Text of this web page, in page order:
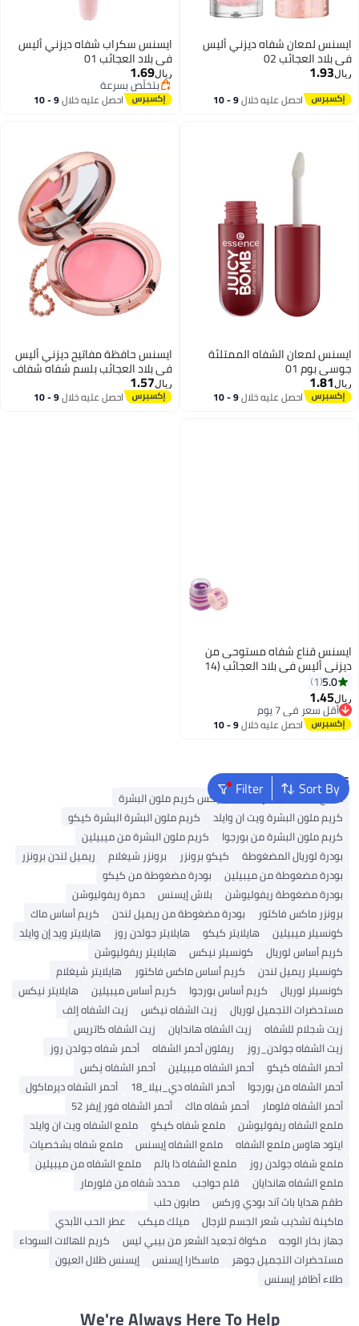
ايسنس لمعان شفاه ديزني أليس
في بلاد العجائب 02
ريال1.93
احصل عليه خلال 9 - 10
ايسنس سكراب شفاه ديزني أليس
في بلاد العجائب 01
ريال1.69
بتخلّص بسرعة
بتخلّص بسرعةاحصل عليه خلال 9 - 10
ايسنس لمعان الشفاه الممتلئة
جوسي بوم 01
ريال1.81
احصل عليه خلال 9 - 10
ايسنس حافظة مفاتيح ديزني أليس
في بلاد العجائب بلسم شفاه شفاف
02
ريال1.57
احصل عليه خلال 9 - 10
ايسنس قناع شفاه مستوحى من
ديزني أليس في بلاد العجائب (14
جرام)5.0
1
ريال1.45
أقل سعر في 7 يوم
باقي 1 وحدات في المخزون
أقل سعر في 7 يوم
احصل عليه خلال 9 - 10
Sort By
FilterPopular Searches
ملمع شفاه أحمر شفاه
نيكس كريم ملون البشرة
كريم ملون البشرة ويت ان وايلد
كريم ملون البشرة البشرة كيكو
كريم ملون البشرة من بورجوا
كريم ملون البشرة من ميبيلين
بودرة لوريال المضغوطة
كيكو برونزر برونزر شيغلام
ريميل لندن برونزر
بودرة مضغوطة من ميبيلين
بودرة مضغوطة من كيكو
بودرة مضغوطة ريفوليوشن
بلاش إيسنس
حمرة ريفوليوشن
برونزر ماكس فاكتور
بودرة مضغوطة من ريميل لندن
كريم أساس ماك
كونسيلر ميبيلين
هايلايتر كيكو هايلايتر جولدن روز
هايلايتر ويد إن وايلد
كريم أساس لوريال
كونسيلر نيكس
هايلايتر ريفوليوشن
كونسيلر ريميل لندن
كريم أساس ماكس فاكتور
هايلايتر شيغلام
كونسيلر لوريال
كريم أساس بورجوا كريم أساس ميبيلين
هايلايتر نيكس
مستحضرات التجميل لوريال
زيت الشفاه نيكس
زيت الشفاه إلف
زيت شجلام للشفاه
زيت الشفاه هاندايان
زيت الشفاه كاتريس
زيت الشفاه جولدن_روز
ريفلون أحمر الشفاه
أحمر شفاه جولدن روز
أحمر الشفاه كيكو
أحمر الشفاه ميبيلين
أحمر الشفاه نِكس
أحمر الشفاه من بورجوا
أحمر الشفاه دي_بيلا_18
أحمر الشفاه ديرماكول
أحمر الشفاه فلومار
أحمر شفاه ماك
أحمر الشفاه فور إيفر 52
ملمع الشفاه ريفوليوشن
ملمع شفاه كيكو
ملمع الشفاه ويت ان وايلد
ايتود هاوس ملمع الشفاه
ملمع الشفاه إيسنس
ملمع شفاه بشخصيات
ملمع شفاه جولدن روز
ملمع الشفاه ذا بالم
ملمع الشفاه من ميبيلين
ملمع الشفاه هاندايان
قلم حواجب
محدد شفاه من فلورمار
طقم هدايا باث آند بودي وركس
صابون حلب
ماكينة تشذيب شعر الجسم للرجال
ميلك ميكب
عطر الحب الأبدي
جهاز بخار الوجه
مكواة تجعيد الشعر من بيبي ليس
كريم للهالات السوداء
مستحضرات التجميل جوهر
ماسكارا إيسنس
إيسنس ظلال العيون
طلاء أظافر إيسنس
We're Always Here To Help